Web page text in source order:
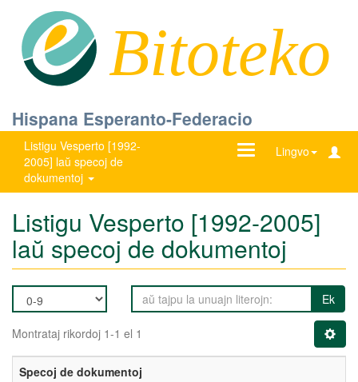
Bitoteko
Hispana Esperanto-Federacio
Listigu Vesperto [1992-
2005] laŭ specoj de
dokumentoj
Lingvo
Ŝanĝu
Listigu Vesperto [1992-2005]
laŭ specoj de dokumentoj
Ek
Montrataj rikordoj 1-1 el 1
Specoj de dokumentoj